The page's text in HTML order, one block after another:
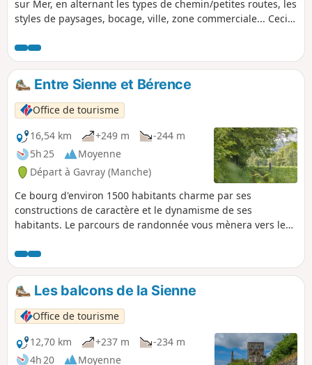
sur Mer, en alternant les types de chemin/petites routes, les
styles de paysages, bocage, ville, zone commerciale... Ceci
Entre Sienne et Bérence
Office de tourisme
16,54 km
+249 m
-244 m
5h 25
Moyenne
Départ à Gavray (Manche)
Ce bourg d'environ 1500 habitants charme par ses
constructions de caractère et le dynamisme de ses
habitants. Le parcours de randonnée vous mènera vers les
la Sienne et la Bérence, qui font le bonheur des
randonneurs comme des pêcheurs de salmonidés.
Les balcons de la Sienne
Office de tourisme
12,70 km
+237 m
-234 m
4h 20
Moyenne